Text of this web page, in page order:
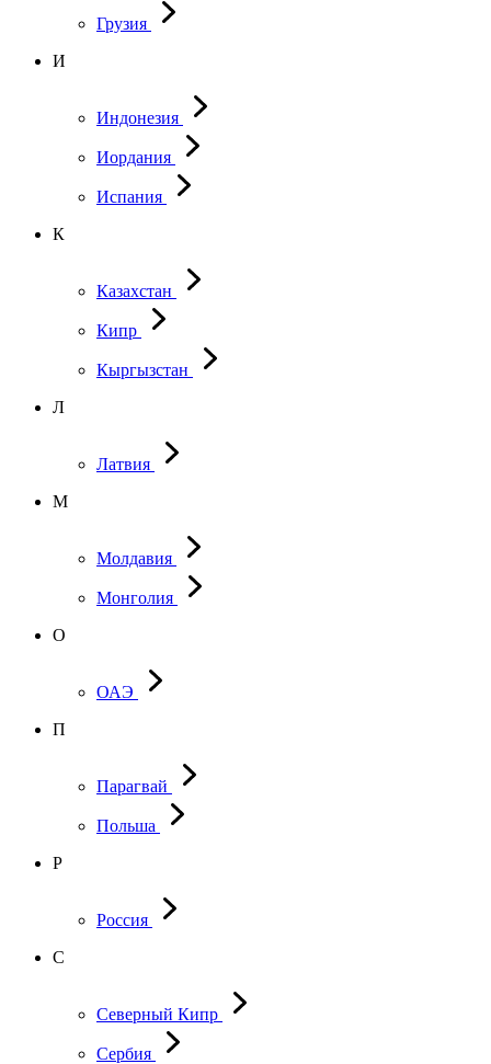
Грузия
И
Индонезия
Иордания
Испания
К
Казахстан
Кипр
Кыргызстан
Л
Латвия
М
Молдавия
Монголия
О
ОАЭ
П
Парагвай
Польша
Р
Россия
С
Северный Кипр
Сербия